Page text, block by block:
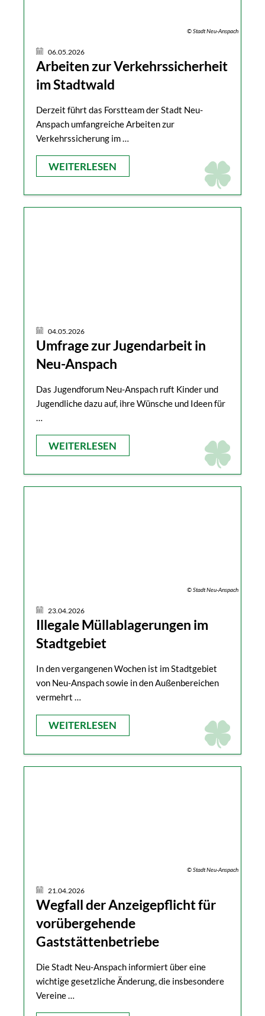
© Stadt Neu-Anspach
06.05.2026
Arbeiten zur Verkehrssicherheit
im Stadtwald
Derzeit führt das Forstteam der Stadt Neu-
Anspach umfangreiche Arbeiten zur
Verkehrssicherung im …
WEITERLESEN
04.05.2026
Umfrage zur Jugendarbeit in
Neu-Anspach
Das Jugendforum Neu-Anspach ruft Kinder und
Jugendliche dazu auf, ihre Wünsche und Ideen für
…
WEITERLESEN
© Stadt Neu-Anspach
23.04.2026
Illegale Müllablagerungen im
Stadtgebiet
In den vergangenen Wochen ist im Stadtgebiet
von Neu-Anspach sowie in den Außenbereichen
vermehrt …
WEITERLESEN
© Stadt Neu-Anspach
21.04.2026
Wegfall der Anzeigepflicht für
vorübergehende
Gaststättenbetriebe
Die Stadt Neu-Anspach informiert über eine
wichtige gesetzliche Änderung, die insbesondere
Vereine …